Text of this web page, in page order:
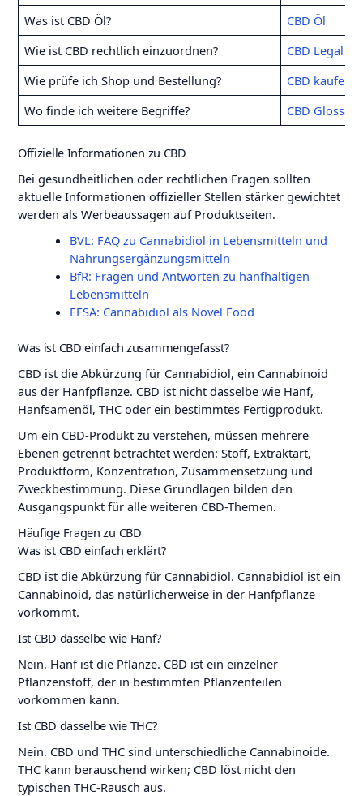
Was ist CBD Öl?
CBD Öl
Wie ist CBD rechtlich einzuordnen?
CBD Legal
Wie prüfe ich Shop und Bestellung?
CBD kaufen
Wo finde ich weitere Begriffe?
CBD Glossar
Offizielle Informationen zu CBD
Bei gesundheitlichen oder rechtlichen Fragen sollten
aktuelle Informationen offizieller Stellen stärker gewichtet
werden als Werbeaussagen auf Produktseiten.
BVL: FAQ zu Cannabidiol in Lebensmitteln und
Nahrungsergänzungsmitteln
BfR: Fragen und Antworten zu hanfhaltigen
Lebensmitteln
EFSA: Cannabidiol als Novel Food
Was ist CBD einfach zusammengefasst?
CBD ist die Abkürzung für Cannabidiol, ein Cannabinoid
aus der Hanfpflanze. CBD ist nicht dasselbe wie Hanf,
Hanfsamenöl, THC oder ein bestimmtes Fertigprodukt.
Um ein CBD-Produkt zu verstehen, müssen mehrere
Ebenen getrennt betrachtet werden: Stoff, Extraktart,
Produktform, Konzentration, Zusammensetzung und
Zweckbestimmung. Diese Grundlagen bilden den
Ausgangspunkt für alle weiteren CBD-Themen.
Häufige Fragen zu CBD
Was ist CBD einfach erklärt?
CBD ist die Abkürzung für Cannabidiol. Cannabidiol ist ein
Cannabinoid, das natürlicherweise in der Hanfpflanze
vorkommt.
Ist CBD dasselbe wie Hanf?
Nein. Hanf ist die Pflanze. CBD ist ein einzelner
Pflanzenstoff, der in bestimmten Pflanzenteilen
vorkommen kann.
Ist CBD dasselbe wie THC?
Nein. CBD und THC sind unterschiedliche Cannabinoide.
THC kann berauschend wirken; CBD löst nicht den
typischen THC-Rausch aus.